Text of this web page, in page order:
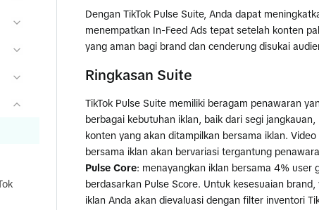
Dengan TikTok Pulse Suite, Anda dapat
menempatkan In-Feed Ads tepat setelah konten
yang aman bagi brand dan cenderung disukai
Ringkasan Suite
TikTok Pulse Suite memiliki beragam penawaran
berbagai kebutuhan iklan, baik dari segi
konten yang akan ditampilkan bersama iklan. Video
bersama iklan akan bervariasi tergantung
Pulse Core: menayangkan iklan bersama 4% user
berdasarkan Pulse Score. Untuk kesesuaian
iklan Anda akan dievaluasi dengan filter inventori